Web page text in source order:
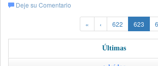
Deje su Comentario
« ‹ 622 623
Últimas